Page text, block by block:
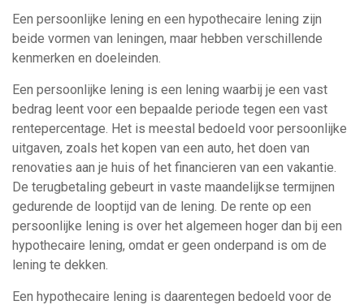
Een persoonlijke lening en een hypothecaire lening zijn
beide vormen van leningen, maar hebben verschillende
kenmerken en doeleinden.
Een persoonlijke lening is een lening waarbij je een vast
bedrag leent voor een bepaalde periode tegen een vast
rentepercentage. Het is meestal bedoeld voor persoonlijke
uitgaven, zoals het kopen van een auto, het doen van
renovaties aan je huis of het financieren van een vakantie.
De terugbetaling gebeurt in vaste maandelijkse termijnen
gedurende de looptijd van de lening. De rente op een
persoonlijke lening is over het algemeen hoger dan bij een
hypothecaire lening, omdat er geen onderpand is om de
lening te dekken.
Een hypothecaire lening is daarentegen bedoeld voor de